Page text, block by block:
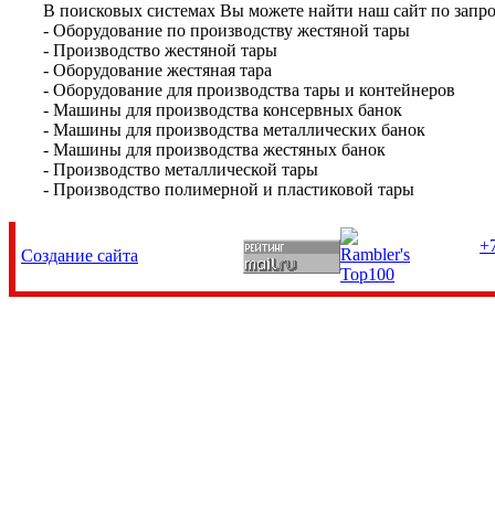
В поисковых системах Вы можете найти наш сайт по
- Оборудование по производству жестяной тары
- Производство жестяной тары
- Оборудование жестяная тара
- Оборудование для производства тары и контейнеров
- Машины для производства консервных банок
- Машины для производства металлических банок
- Машины для производства жестяных банок
- Производство металлической тары
- Производство полимерной и пластиковой тары
Создание сайта